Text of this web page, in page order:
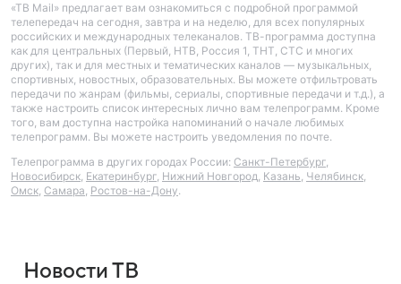
«ТВ Mail» предлагает вам ознакомиться с подробной программой
телепередач на сегодня, завтра и на неделю, для всех популярных
российских и международных телеканалов. ТВ-программа доступна
как для центральных (Первый, НТВ, Россия 1, ТНТ, СТС и многих
других), так и для местных и тематических каналов — музыкальных,
спортивных, новостных, образовательных. Вы можете отфильтровать
передачи по жанрам (фильмы, сериалы, спортивные передачи и т.д.), а
также настроить список интересных лично вам телепрограмм. Кроме
того, вам доступна настройка напоминаний о начале любимых
телепрограмм. Вы можете настроить уведомления по почте.
Телепрограмма в других городах России: Санкт-Петербург,
Новосибирск, Екатеринбург, Нижний Новгород, Казань, Челябинск,
Омск, Самара, Ростов-на-Дону.
Новости ТВ